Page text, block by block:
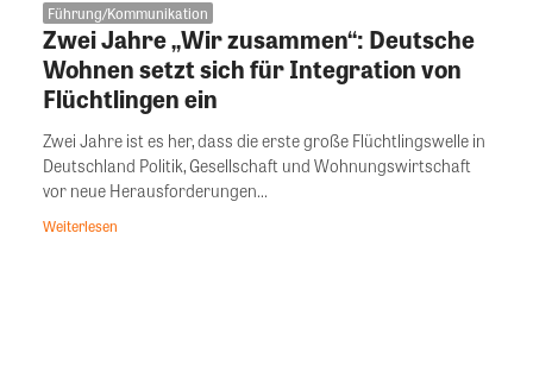
Führung/Kommunikation
Zwei Jahre „Wir zusammen“: Deutsche
Wohnen setzt sich für Integration von
Flüchtlingen ein
Zwei Jahre ist es her, dass die erste große Flüchtlingswelle in
Deutschland Politik, Gesellschaft und Wohnungswirtschaft
vor neue Herausforderungen...
Weiterlesen